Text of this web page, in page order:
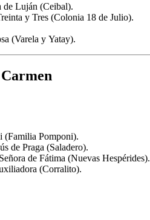
de Luján (Ceibal).
y Tres (Colonia 18 de Julio).
(Varela y Yatay).
(Familia Pomponi).
de Praga (Saladero).
de Fátima (Nuevas Hespérides).
(Corralito).